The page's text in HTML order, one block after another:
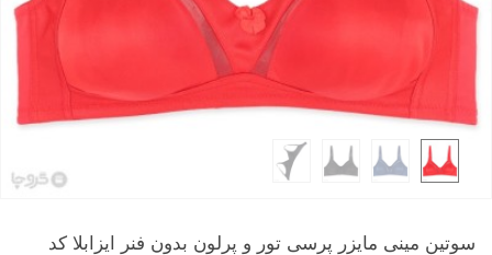
سوتین مینی مایزر پرسی تور و پرلون بدون فنر ایزابلا کد